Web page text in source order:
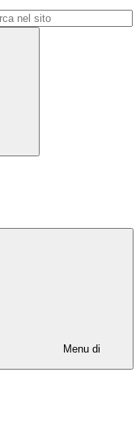
Menu di